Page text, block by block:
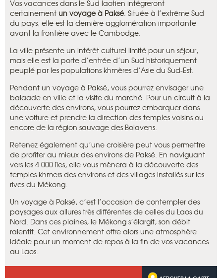
Vos vacances dans le Sud laotien intégreront
certainement un voyage à Paksé. Située à l’extrême Sud
du pays, elle est la dernière agglomération importante
avant la frontière avec le Cambodge.
La ville présente un intérêt culturel limité pour un séjour,
mais elle est la porte d’entrée d’un Sud historiquement
peuplé par les populations khmères d’Asie du Sud-Est.
Pendant un voyage à Paksé, vous pourrez envisager une
balaade en ville et la visite du marché. Pour un circuit à la
découverte des environs, vous pourrez embarquer dans
une voiture et prendre la direction des temples voisins ou
encore de la région sauvage des Bolavens.
Retenez également qu’une croisière peut vous permettre
de profiter au mieux des environs de Paksé. En naviguant
vers les 4 000 îles, elle vous mènera à la découverte des
temples khmers des environs et des villages installés sur les
rives du Mékong.
Un voyage à Paksé, c’est l’occasion de contempler des
paysages aux allures très différentes de celles du Laos du
Nord. Dans ces plaines, le Mékong s’élargit, son débit
ralentit. Cet environnement offre alors une atmosphère
idéale pour un moment de repos à la fin de vos vacances
au Laos.